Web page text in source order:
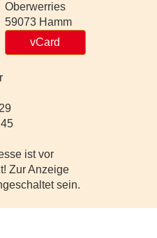
Oberwerries
59073 Hamm
vCard
ist vor
Zur Anzeige
sein.